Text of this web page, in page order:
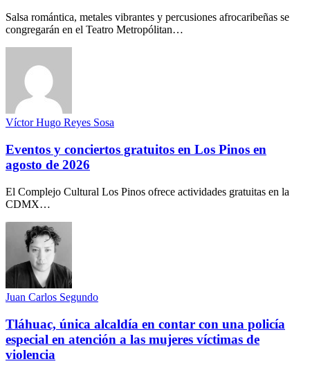
Salsa romántica, metales vibrantes y percusiones afrocaribeñas se
congregarán en el Teatro Metropólitan…
Víctor Hugo Reyes Sosa
Eventos y conciertos gratuitos en Los Pinos en
agosto de 2026
El Complejo Cultural Los Pinos ofrece actividades gratuitas en la
CDMX…
Juan Carlos Segundo
Tláhuac, única alcaldía en contar con una policía
especial en atención a las mujeres víctimas de
violencia